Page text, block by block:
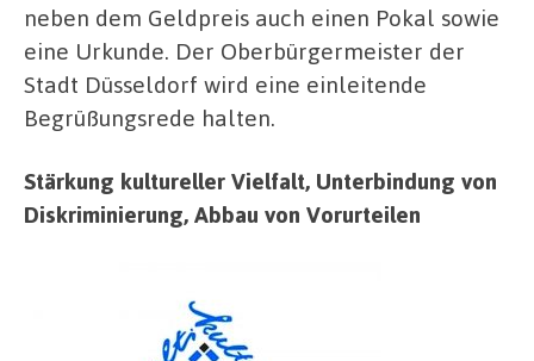
neben dem Geldpreis auch einen Pokal sowie
eine Urkunde. Der Oberbürgermeister der
Stadt Düsseldorf wird eine einleitende
Begrüßungsrede halten.
Stärkung kultureller Vielfalt, Unterbindung von
Diskriminierung, Abbau von Vorurteilen